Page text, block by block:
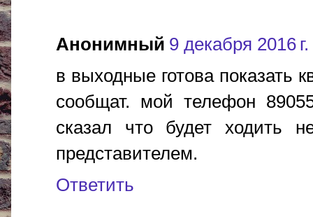
Анонимный 9 декабря 2016
в выходные готова показать
сообщат. мой телефон
сказал что будет ходить
представителем.
Ответить